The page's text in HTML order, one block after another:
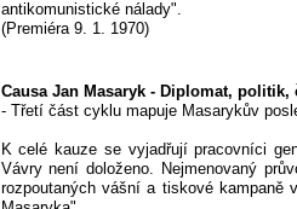
antikomunistické nálady".
(Premiéra 9. 1. 1970)
Causa Jan Masaryk - Diplomat, politik,
- Třetí část cyklu mapuje Masarykův
K celé kauze se vyjadřují pracovníci
Vávry není doloženo. Nejmenovaný
rozpoutaných vášní a tiskové